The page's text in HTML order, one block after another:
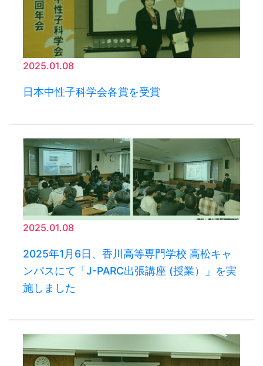
2025.01.08
日本中性子科学会各賞を受賞
2025.01.08
2025年1月6日、香川高等専門学校 高松キャ
ンパスにて「J-PARC出張講座 (授業）」を実
施しました